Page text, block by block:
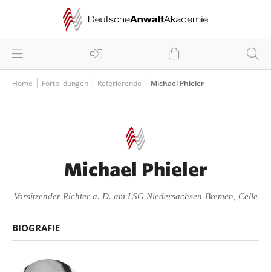
Home Fortbildungen Referierende Michael Phieler
Michael Phieler
Vorsitzender Richter a. D. am LSG Niedersachsen-Bremen, Celle
BIOGRAFIE